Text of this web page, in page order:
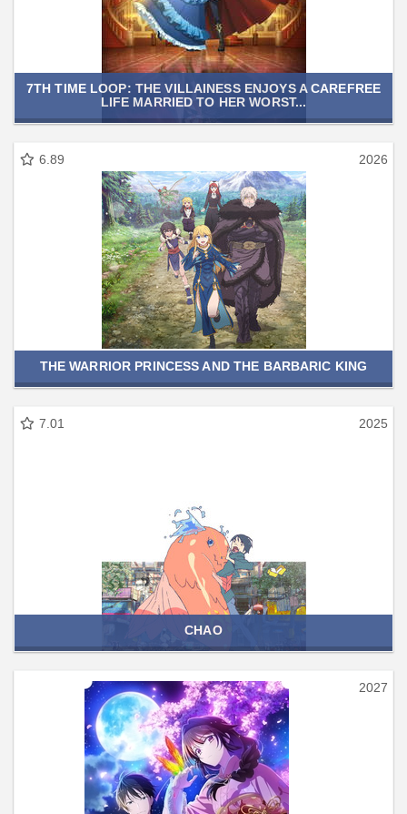
7TH TIME LOOP: THE VILLAINESS ENJOYS A CAREFREE
LIFE MARRIED TO HER WORST...
6.89 2026
THE WARRIOR PRINCESS AND THE BARBARIC KING
7.01 2025
CHAO
2027